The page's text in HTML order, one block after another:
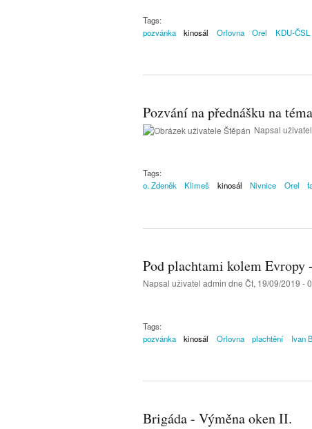
Tags:
pozvánka
kinosál Orlovna Orel KDU-ČSL
Pozvání na přednášku na
Napsal uživatel
Tags:
o. Zdeněk
Klimeš kinosál Nivnice Orel
Pod plachtami kolem Evropy
Napsal uživatel admin dne Čt, 19/09/2019 -
Tags:
pozvánka
kinosál Orlovna plachtění Ivan
Brigáda - Výměna oken II.